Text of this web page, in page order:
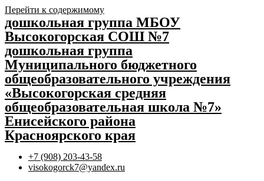
Перейти к содержимому
дошкольная группа МБОУ
Высокогорская СОШ №7
дошкольная группа
Муниципального бюджетного
общеобразовательного учреждения
«Высокогорская средняя
общеобразовательная школа №7»
Енисейского района
Красноярского края
+7 (908) 203-43-58
visokogorck7@yandex.ru